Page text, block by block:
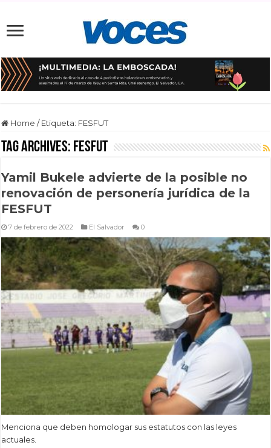
Home / Etiqueta: FESFUT
Tag Archives: FESFUT
Yamil Bukele advierte de la posible no
renovación de personería jurídica de la
FESFUT
7 de febrero de 2022 El Salvador 0
Menciona que deben homologar sus estatutos con las leyes
actuales.